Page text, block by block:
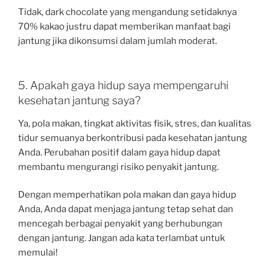
Tidak, dark chocolate yang mengandung setidaknya
70% kakao justru dapat memberikan manfaat bagi
jantung jika dikonsumsi dalam jumlah moderat.
5. Apakah gaya hidup saya mempengaruhi
kesehatan jantung saya?
Ya, pola makan, tingkat aktivitas fisik, stres, dan kualitas
tidur semuanya berkontribusi pada kesehatan jantung
Anda. Perubahan positif dalam gaya hidup dapat
membantu mengurangi risiko penyakit jantung.
Dengan memperhatikan pola makan dan gaya hidup
Anda, Anda dapat menjaga jantung tetap sehat dan
mencegah berbagai penyakit yang berhubungan
dengan jantung. Jangan ada kata terlambat untuk
memulai!